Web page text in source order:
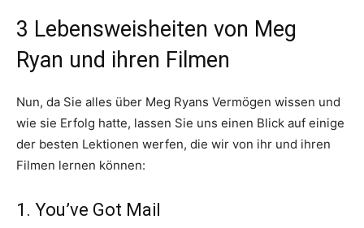
3 Lebensweisheiten von Meg
Ryan und ihren Filmen
Nun, da Sie alles über Meg Ryans Vermögen wissen und
wie sie Erfolg hatte, lassen Sie uns einen Blick auf einige
der besten Lektionen werfen, die wir von ihr und ihren
Filmen lernen können:
1. You’ve Got Mail